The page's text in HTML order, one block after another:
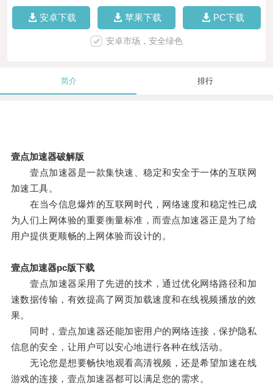
安卓下载 苹果下载 PC下载
安卓市场，安全绿色
简介 排行
壹点加速器破解版
壹点加速器是一款集快速、稳定和安全于一体的互联网
加速工具。
在当今信息爆炸的互联网时代，网络速度和稳定性已成
为人们上网体验的重要衡量标准，而壹点加速器正是为了给
用户提供更顺畅的上网体验而设计的。
壹点加速器pc版下载
壹点加速器采用了先进的技术，通过优化网络路径和加
速数据传输，有效提高了网页加载速度和在线视频播放的效
果。
同时，壹点加速器还能加密用户的网络连接，保护隐私
信息的安全，让用户可以安心地进行各种在线活动。
无论您是想要畅快地观看高清视频，还是希望加速在线
游戏的连接，壹点加速器都可以满足您的需求。